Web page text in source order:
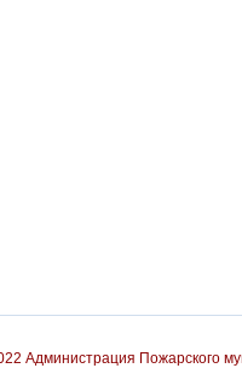
Администрация Пожарского